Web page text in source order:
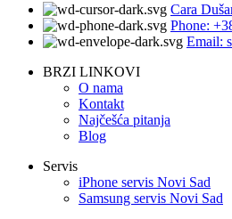
Cara
Phone:
Email:
BRZI LINKOVI
O nama
Kontakt
Najčešća pitanja
Blog
Servis
iPhone servis Novi Sad
Samsung servis Novi Sad